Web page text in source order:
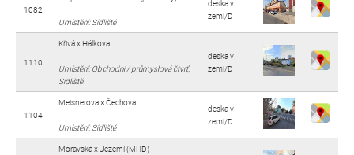
1082
Umístění: Sídliště
deska v
zemi/D
1110
Křivá x Hálkova
Umístění: Obchodní / průmyslová čtvrť,
Sídliště
deska v
zemi/D
1104
Meisnerova x Čechova
Umístění: Sídliště
deska v
zemi/D
Moravská x Jezerní (MHD)